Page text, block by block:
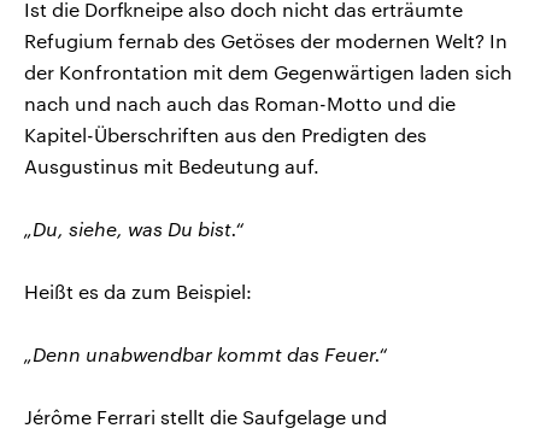
Ist die Dorfkneipe also doch nicht das erträumte
Refugium fernab des Getöses der modernen Welt? In
der Konfrontation mit dem Gegenwärtigen laden sich
nach und nach auch das Roman-Motto und die
Kapitel-Überschriften aus den Predigten des
Ausgustinus mit Bedeutung auf.
„Du, siehe, was Du bist.“
Heißt es da zum Beispiel:
„Denn unabwendbar kommt das Feuer.“
Jérôme Ferrari stellt die Saufgelage und